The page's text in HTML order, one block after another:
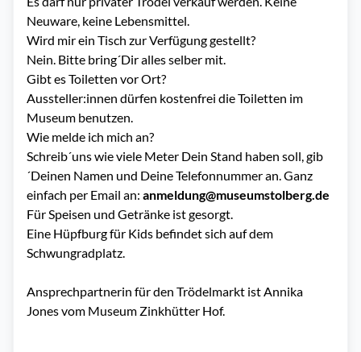
Neuware, keine Lebensmittel.
Wird mir ein Tisch zur Verfügung gestellt?
Nein. Bitte bring´Dir alles selber mit.
Gibt es Toiletten vor Ort?
Aussteller:innen dürfen kostenfrei die Toiletten im
Museum benutzen.
Wie melde ich mich an?
Schreib´uns wie viele Meter Dein Stand haben soll, gib
´Deinen Namen und Deine Telefonnummer an. Ganz
einfach per Email an: anmeldung@museumstolberg.de
Für Speisen und Getränke ist gesorgt.
Eine Hüpfburg für Kids befindet sich auf dem
Schwungradplatz.
Ansprechpartnerin für den Trödelmarkt ist Annika
Jones vom Museum Zinkhütter Hof.